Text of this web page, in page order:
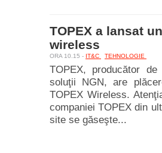
TOPEX a lansat
wireless
ORA 10.15 - IT&C TEHNOLOGIE
TOPEX, producător
soluţii NGN, are
TOPEX Wireless.
companiei TOPEX din
site se găseşte...